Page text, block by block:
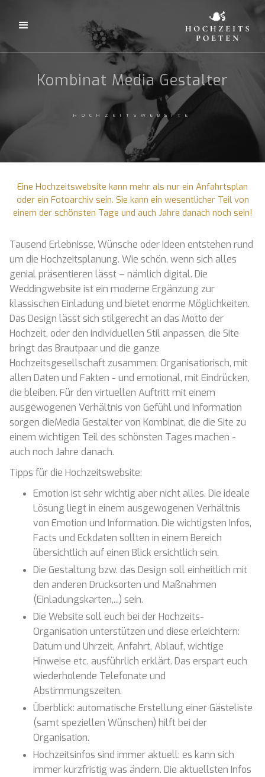
Kombinat Media Gestalter
HOCHZEITSWEBSITE
Eine Hochzeitswebsite kann mehr als nur ein Anfahrtsplan
oder ein Fotoarchiv sein. Sie kann ein wesentlicher Teil von
einem der schönsten Tage und auch Jahre danach noch sein!
Tausend Erlebnisse, Wünsche oder Ideen entstehen rund
um die Hochzeitsplanung. Wie schön, wenn sich alles
genial präsentieren lässt – nämlich digital. Die
Weddingwebsite ist ein moderne Ergänzung zur
klassischen Einladung und bietet enorme Möglichkeiten.
Das Design lässt sich stilgerecht an das Motto der
Hochzeit, oder den individuellen Stil anpassen, die Site
bringt das Brautpaar und die ganze
Hochzeitsgesellschaft zusammen: Organisatiorisch, mit
allen Daten und Fakten - und emotional, mit Eindrücken,
die bleiben. Für den virtuellen Auftritt mit einem
ausgewogenen Verhältnis von Gefühl und Information
sorgen dieMedia Gestalter von Kombinat, die die Site zu
einem wichtigen Teil des schönsten Tages machen -
auch noch Jahre danach.
Tipps für die Hochzeitswebsite:
Emotion ist sehr wichtig aber nicht alles. Die ideale
Lösung liegt in einem ausgewogenen Verhältnis
von Emotion und Information. Die wichtigsten Infos,
Facts und Eckdaten sollten in einem Bereich
übersichtlich auf einen Blick ersichtlich sein.
Die Gestaltung bzw. das Design soll einheitlich mit
den anderen Drucksorten und Maßnahmen
(Einladungskarten,...) sein.
Die Website soll euch bei der Hochzeits-
Organisation unterstützen und diese erleichtern:
Datum und Uhrzeit, Anfahrt, Ablauf, wichtige
Hinweise etc. ausführlich erklärt. Das erspart euch
wiederholende Telefonate und
Abstimmungszeiten.
Überblick: automatische Erstellung einer Gästeliste
(samt speziellen Wünschen) hilft bei der
Organisation.
Hochzeitsinfos sind immer aktuell: es kann sich
immer kurzfristig was ändern. Die aktuellsten Infos